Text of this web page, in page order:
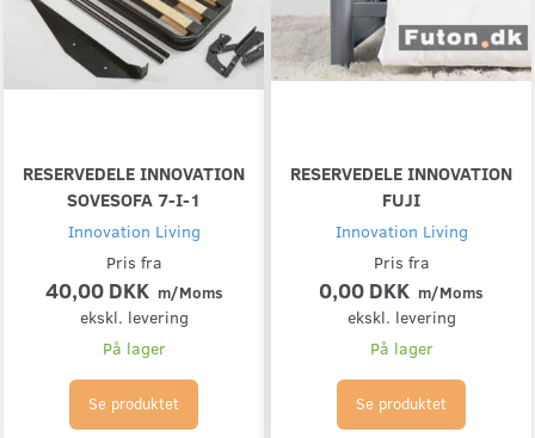
RESERVEDELE INNOVATION
SOVESOFA 7-I-1
Innovation Living
Pris fra
40,00 DKK m/Moms
ekskl. levering
På lager
Se produktet
RESERVEDELE INNOVATION
FUJI
Innovation Living
Pris fra
0,00 DKK m/Moms
ekskl. levering
På lager
Se produktet